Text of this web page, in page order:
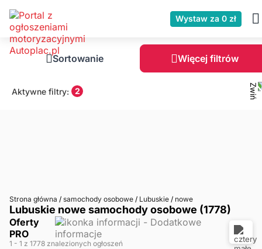
Wystaw za 0 zł
Sortowanie Więcej filtrów
Aktywne filtry: 2
Strona główna / samochody osobowe / Lubuskie / nowe
Lubuskie nowe samochody osobowe (1778)
Oferty
PRO
1 - 1 z 1778 znalezionych ogłoszeń